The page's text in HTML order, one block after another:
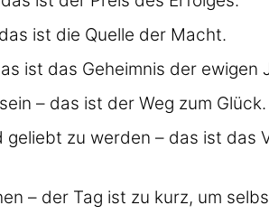
ist die Quelle der Macht.
ist das Geheimnis der ewigen
– das ist der Weg zum Glück.
zu werden – das ist das
– der Tag ist zu kurz, um